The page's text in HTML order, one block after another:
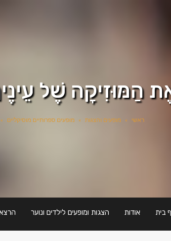
הַמּוּזִיקָה שֶׁל
ראשי » מופעים והצגות » מופעים ספרותיים מוסיקליים »
בית אודות הצגות ומופעים לילדים ונוער